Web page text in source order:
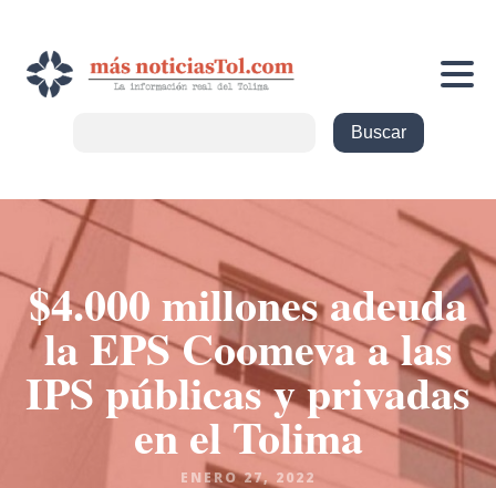
$4.000 millones adeuda
la EPS Coomeva a las
IPS públicas y privadas
en el Tolima
ENERO 27, 2022